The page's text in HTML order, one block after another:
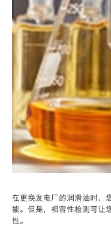
在更换发电厂的润滑油时，
能。但是，相容性检测可让
性。